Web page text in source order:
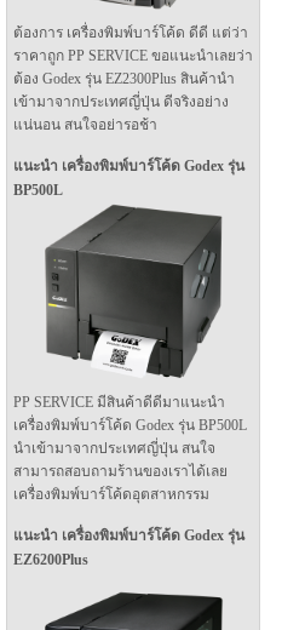
ต้องการ เครื่องพิมพ์บาร์โค้ด ดีดี แต่ว่า
ราคาถูก PP SERVICE ขอแนะนำเลยว่า
ต้อง Godex รุ่น EZ2300Plus สินค้านำ
เข้ามาจากประเทศญี่ปุ่น ดีจริงอย่าง
แน่นอน สนใจอย่ารอช้า
แนะนำ เครื่องพิมพ์บาร์โค้ด Godex รุ่น
BP500L
PP SERVICE มีสินค้าดีดีมาแนะนำ
เครื่องพิมพ์บาร์โค้ด Godex รุ่น BP500L
นำเข้ามาจากประเทศญี่ปุ่น สนใจ
สามารถสอบถามร้านของเราได้เลย
เครื่องพิมพ์บาร์โค้ดอุตสาหกรรม
แนะนำ เครื่องพิมพ์บาร์โค้ด Godex รุ่น
EZ6200Plus